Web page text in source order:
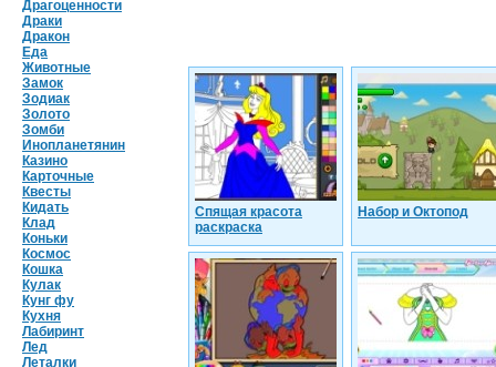
Драгоценности
Драки
Дракон
Еда
Животные
Замок
Зодиак
Золото
Зомби
Инопланетянин
Казино
Карточные
Квесты
Кидать
Клад
Коньки
Космос
Кошка
Кулак
Кунг фу
Кухня
Лабиринт
Лед
Леталки
Спящая красота
раскраска
Набор и Октопод